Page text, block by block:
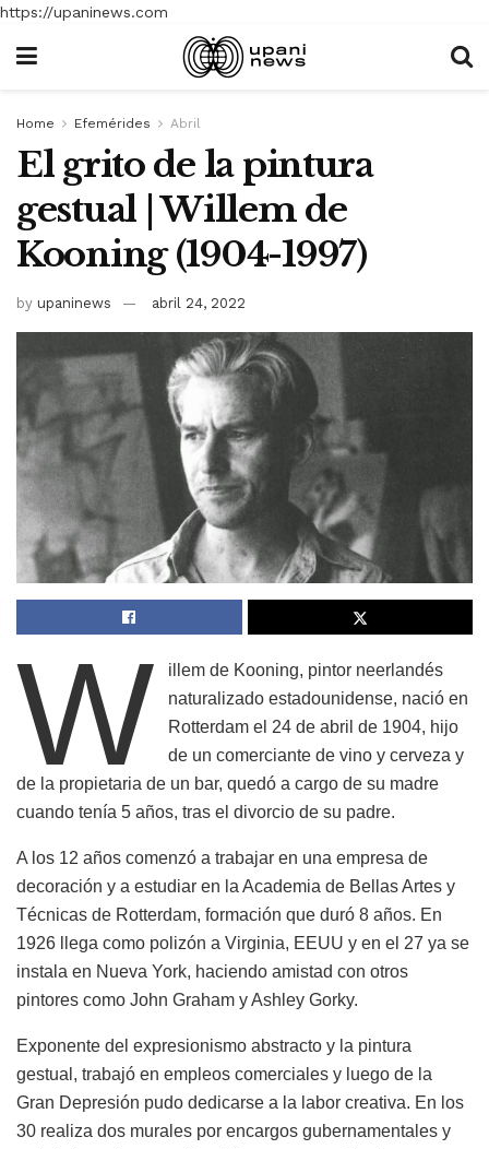
https://upaninews.com
Home Efemérides Abril
El grito de la pintura
gestual | Willem de
Kooning (1904-1997)
by upaninews abril 24, 2022
W
illem de Kooning, pintor neerlandés
naturalizado estadounidense, nació en
Rotterdam el 24 de abril de 1904, hijo
de un comerciante de vino y cerveza y
de la propietaria de un bar, quedó a cargo de su madre
cuando tenía 5 años, tras el divorcio de su padre.
A los 12 años comenzó a trabajar en una empresa de
decoración y a estudiar en la Academia de Bellas Artes y
Técnicas de Rotterdam, formación que duró 8 años. En
1926 llega como polizón a Virginia, EEUU y en el 27 ya se
instala en Nueva York, haciendo amistad con otros
pintores como John Graham y Ashley Gorky.
Exponente del expresionismo abstracto y la pintura
gestual, trabajó en empleos comerciales y luego de la
Gran Depresión pudo dedicarse a la labor creativa. En los
30 realiza dos murales por encargos gubernamentales y